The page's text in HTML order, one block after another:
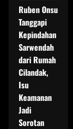
Ruben Onsu
Tanggapi
Kepindahan
Sarwendah
dari Rumah
Cilandak,
Isu
Keamanan
Jadi
Sorotan